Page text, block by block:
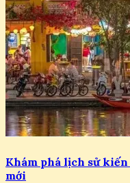
Khám phá lịch sử
mới